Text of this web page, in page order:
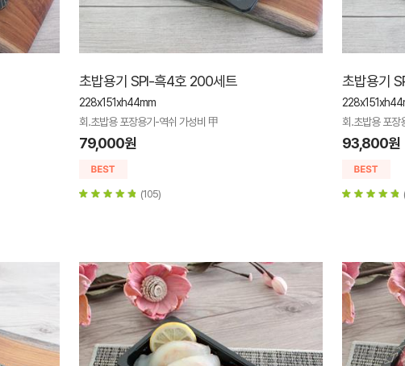
초밥용기 SPI-흑4호 200세트
228x151xh44mm
회.초밥용 포장용기-역쉬 가성비 甲
79,000원
(105)
초밥용기
회.초밥용 포장
93,800원